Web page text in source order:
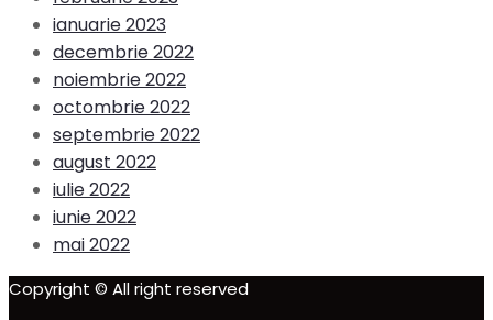
ianuarie 2023
decembrie 2022
noiembrie 2022
octombrie 2022
septembrie 2022
august 2022
iulie 2022
iunie 2022
mai 2022
Copyright © All right reserved